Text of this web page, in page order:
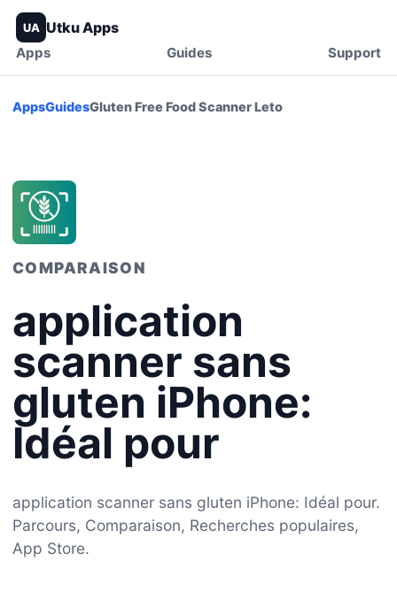
UA Utku Apps
Apps Guides Support
AppsGuidesGluten Free Food Scanner Leto
COMPARAISON
application
scanner sans
gluten iPhone:
Idéal pour
application scanner sans gluten iPhone: Idéal pour.
Parcours, Comparaison, Recherches populaires,
App Store.